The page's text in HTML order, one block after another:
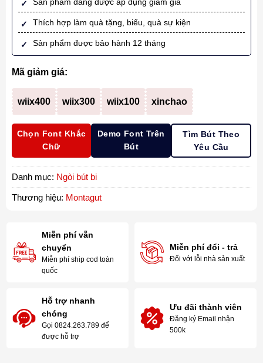
Thích hợp làm quà tặng, biếu, quà sự kiện
Sản phẩm được bảo hành 12 tháng
Mã giảm giá:
wiix400 wiix300 wiix100 xinchao
Chọn Font Khắc
Chữ
Demo Font Trên
Bút
Tìm Bút Theo
Yêu Cầu
Danh mục: Ngòi bút bi
Thương hiệu: Montagut
Miễn phí vẫn
chuyển
Miễn phí ship cod toàn
quốc
Miễn phí đổi - trả
Đối với lỗi nhà sản xuất
Hỗ trợ nhanh
chóng
Gọi 0824.263.789 để
được hỗ trợ
Ưu đãi thành viên
Đăng ký Email nhận
500k